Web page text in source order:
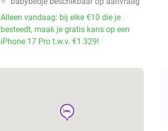
Alleen vandaag: bij elke €10 die je
besteedt, maak je gratis kans op een
iPhone 17 Pro t.w.v. €1.329!
hotel